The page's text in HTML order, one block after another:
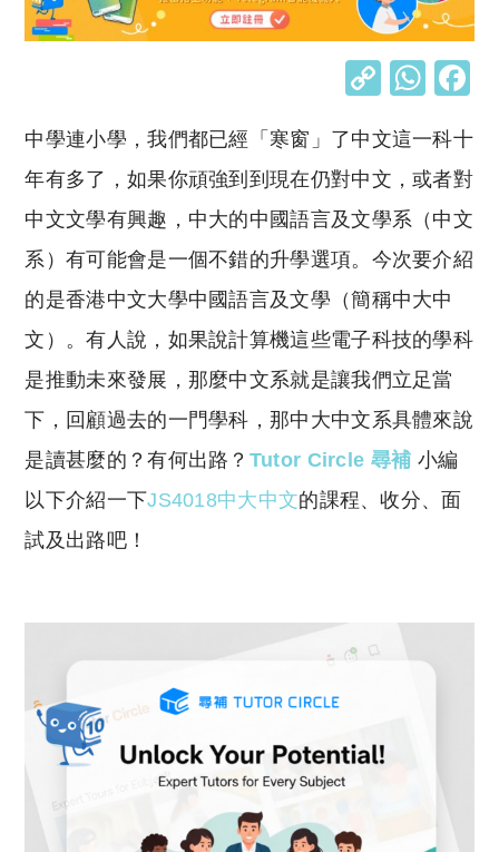
C
p
y
Li
n
k
W
at
s
A
p
p
中學連小學，我們都已經「寒窗」了中文這一科十
年有多了，如果你頑強到到現在仍對中文，或者對
中文文學有興趣，中大的中國語言及文學系（中文
系）有可能會是一個不錯的升學選項。今次要介紹
的是香港中文大學中國語言及文學（簡稱中大中
文）。有人說，如果說計算機這些電子科技的學科
是推動未來發展，那麼中文系就是讓我們立足當
下，回顧過去的一門學科，那中大中文系具體來說
是讀甚麼的？有何出路？ Tutor Circle 尋補 小編
以下介紹一下JS4018中大中文的課程、收分、面
試及出路吧！